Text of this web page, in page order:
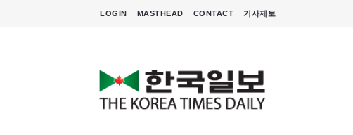
LOGIN MASTHEAD CONTACT 기사제보